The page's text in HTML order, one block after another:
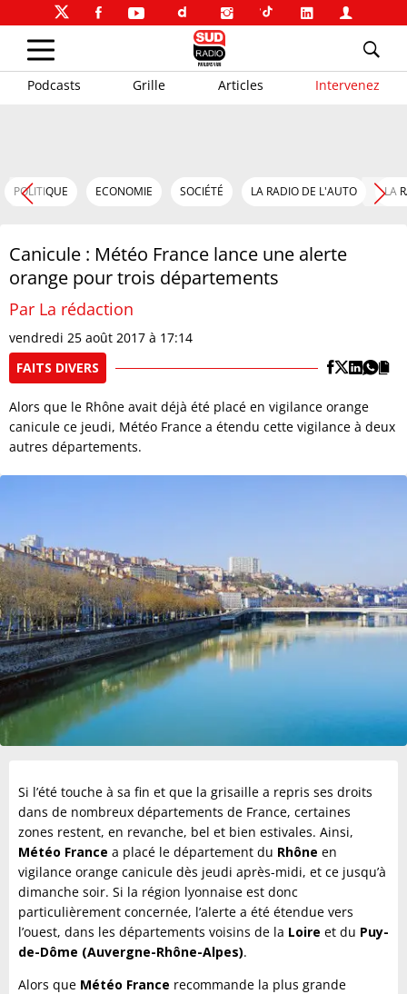
Podcasts Grille Articles Intervenez
POLITIQUE ECONOMIE SOCIÉTÉ LA RADIO DE L'AUTO LA
Canicule : Météo France lance une alerte
orange pour trois départements
Par La rédaction
vendredi 25 août 2017 à 17:14
FAITS DIVERS
Alors que le Rhône avait déjà été placé en vigilance orange
canicule ce jeudi, Météo France a étendu cette vigilance à deux
autres départements.
Si l’été touche à sa fin et que la grisaille a repris ses droits
dans de nombreux départements de France, certaines
zones restent, en revanche, bel et bien estivales. Ainsi,
Météo France a placé le département du Rhône en
vigilance orange canicule dès jeudi après-midi, et ce jusqu’à
dimanche soir. Si la région lyonnaise est donc
particulièrement concernée, l’alerte a été étendue vers
l’ouest, dans les départements voisins de la Loire et du Puy-
de-Dôme (Auvergne-Rhône-Alpes).
Alors que Météo France recommande la plus grande